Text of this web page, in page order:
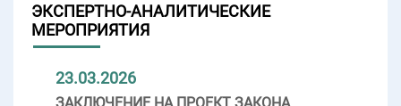
ЭКСПЕРТНО-АНАЛИТИЧЕСКИЕ
МЕРОПРИЯТИЯ
23.03.2026
ЗАКЛЮЧЕНИЕ НА ПРОЕКТ ЗАКОНА